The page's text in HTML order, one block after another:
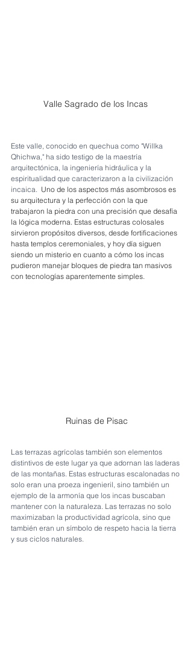
Valle Sagrado de los Incas
Este valle, conocido en quechua como "Willka
Qhichwa," ha sido testigo de la maestría
arquitectónica, la ingeniería hidráulica y la
espiritualidad que caracterizaron a la civilización
incaica. Uno de los aspectos más asombrosos es
su arquitectura y la perfección con la que
trabajaron la piedra con una precisión que desafía
la lógica moderna. Estas estructuras colosales
sirvieron propósitos diversos, desde fortificaciones
hasta templos ceremoniales, y hoy día siguen
siendo un misterio en cuanto a cómo los incas
pudieron manejar bloques de piedra tan masivos
con tecnologías aparentemente simples.
Ruinas de Pisac
Las terrazas agrícolas también son elementos
distintivos de este lugar ya que adornan las laderas
de las montañas. Estas estructuras escalonadas no
solo eran una proeza ingenieril, sino también un
ejemplo de la armonía que los incas buscaban
mantener con la naturaleza. Las terrazas no solo
maximizaban la productividad agrícola, sino que
también eran un símbolo de respeto hacia la tierra
y sus ciclos naturales.